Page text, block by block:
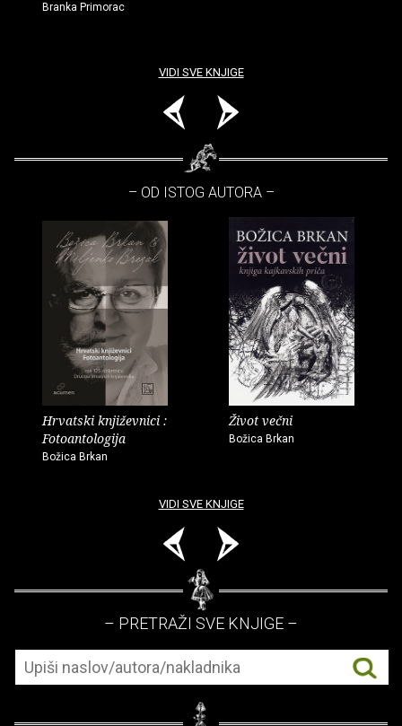
Branka Primorac
VIDI SVE KNJIGE
– OD ISTOG AUTORA –
Hrvatski književnici :
Fotoantologija
Božica Brkan
Život večni
Božica Brkan
VIDI SVE KNJIGE
– PRETRAŽI SVE KNJIGE –